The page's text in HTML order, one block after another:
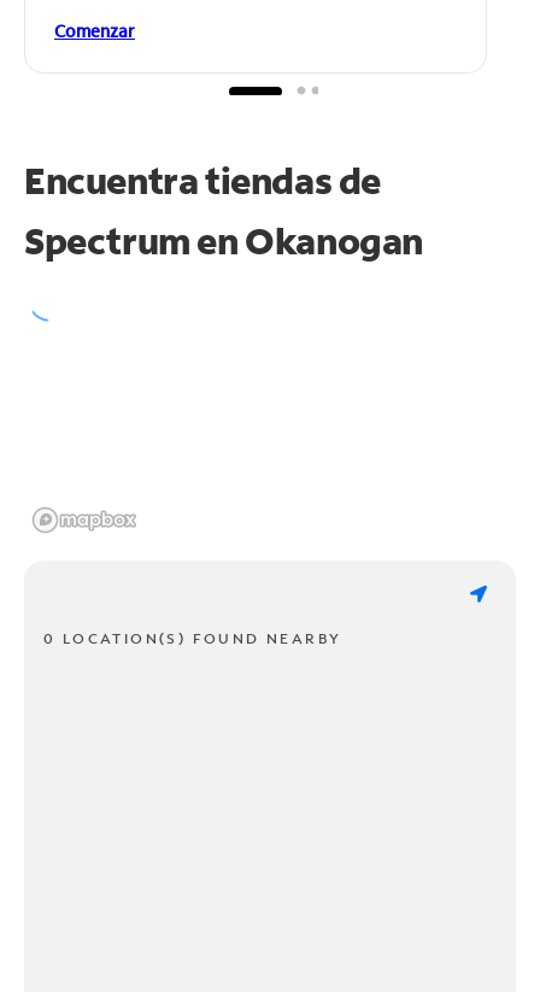
Comenzar
Encuentra tiendas de
Spectrum enOkanogan
0 LOCATION(S) FOUND NEARBY